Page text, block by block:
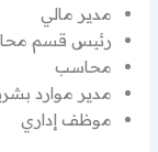
مدير مالي
رئيس قسم
محاسب
مدير موارد
موظف إداري